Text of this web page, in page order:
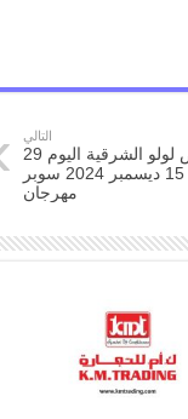
التالي
عروض لولو الشرقية اليوم 29
نوفمبر حتى 15 ديسمبر 2024 سوبر
مهرجان